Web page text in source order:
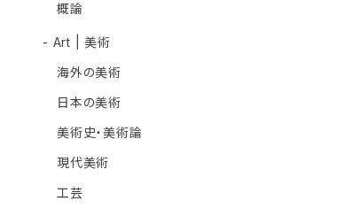
概論
- Art | 美術
海外の美術
日本の美術
美術史・美術論
現代美術
工芸